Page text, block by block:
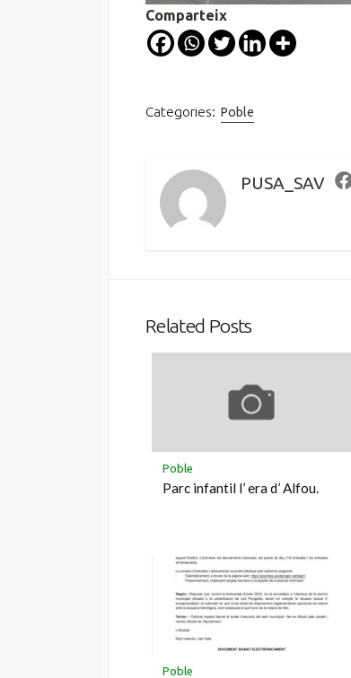
Comparteix
Categories: Poble
PUSA_SAV
Related Posts
Poble
Parc infantil l’ era d’ Alfou.
Poble